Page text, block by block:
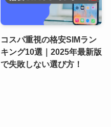
コスパ重視の格安SIMラン
キング10選｜2025年最新版
で失敗しない選び方！